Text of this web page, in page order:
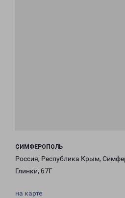
СИМФЕРОПОЛЬ
Россия, Республика Крым,
Глинки, 67Г
на карте